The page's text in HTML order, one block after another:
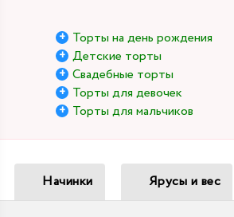
Торты на день рождения
Детские торты
Свадебные торты
Торты для девочек
Торты для мальчиков
Начинки Ярусы и вес